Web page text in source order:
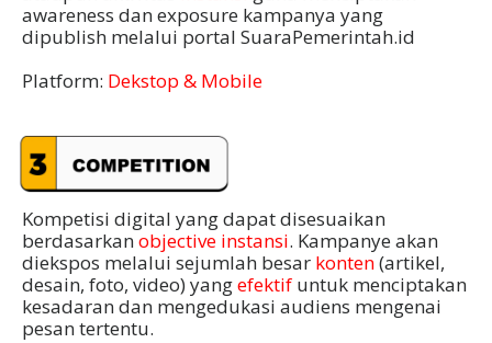
awareness dan exposure kampanya yang
dipublish melalui portal SuaraPemerintah.id
Platform: Dekstop & Mobile
Kompetisi digital yang dapat disesuaikan
berdasarkanobjective instansi. Kampanye akan
diekspos melalui sejumlah besar konten(artikel,
desain, foto, video) yangefektif untuk menciptakan
kesadaran dan mengedukasi audiens mengenai
pesan tertentu.